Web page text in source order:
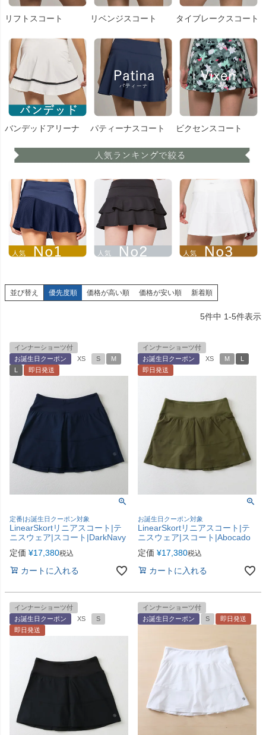
リフトスコート リベンジスコート タイブレークスコート
バンデッドアリーナ パティーナスコート ビクセンスコート
並び替え 優先度順 価格が高い順 価格が安い順 新着順
5件中 1-5件表示
インナーショーツ付
お誕生日クーポン
XS S
M
L
即日発送
定番|お誕生日クーポン対象
LinearSkortリニアスコート|テ
ニスウェア|スコート|DarkNavy
定価 ¥17,380税込
カートに入れる
インナーショーツ付
お誕生日クーポン
XS M
L
即日発送
お誕生日クーポン対象
LinearSkortリニアスコート|テ
ニスウェア|スコート|Abocado
定価 ¥17,380税込
カートに入れる
インナーショーツ付
お誕生日クーポン
XS
S
即日発送
インナーショーツ付
お誕生日クーポン
S 即日発送